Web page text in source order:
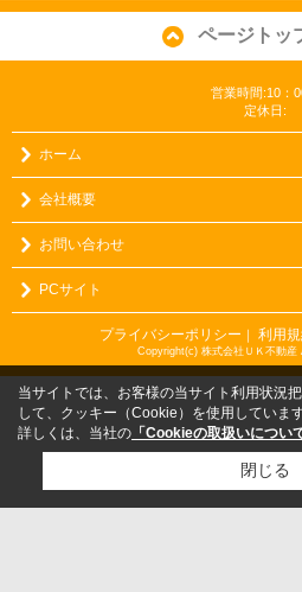
ページトッ
営業時間:10：
定休日:
ホーム
会社概要
お問い合わせ
PCサイト
プライバシーポリシー ｜ 利用
Copyright(c) 株式会社ＵＫ不動産
当サイトでは、お客様の当サイト利用状況
して、クッキー（Cookie）を使用しています
詳しくは、当社の 「Cookieの取扱いについ
閉じる